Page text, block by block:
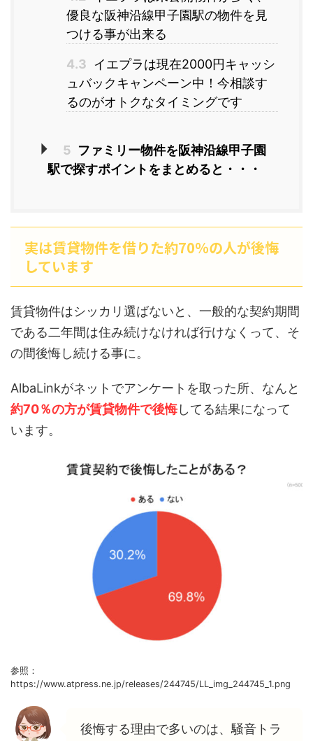
優良な阪神沿線甲子園駅の物件を見
つける事が出来る
4.3
イエプラは現在2000円キャッシ
ュバックキャンペーン中！今相談す
るのがオトクなタイミングです
5 ファミリー物件を阪神沿線甲子園
駅で探すポイントをまとめると・・・
実は賃貸物件を借りた約70％の人が後悔
しています
賃貸物件はシッカリ選ばないと、一般的な契約期間
である二年間は住み続けなければ行けなくって、そ
の間後悔し続ける事に。
AlbaLinkがネットでアンケートを取った所、なんと
約70％の方が賃貸物件で後悔してる結果になって
います。
参照：
https://www.atpress.ne.jp/releases/244745/LL_img_244745_1.png
後悔する理由で多いのは、騒音トラ